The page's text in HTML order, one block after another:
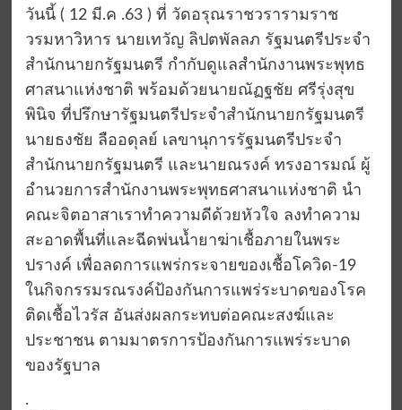
วันนี้ ( 12 มี.ค .63 ) ที่ วัดอรุณราชวรารามราช
วรมหาวิหาร นายเทวัญ ลิปตพัลลภ รัฐมนตรีประจำ
สำนักนายกรัฐมนตรี กำกับดูแลสำนักงานพระพุทธ
ศาสนาแห่งชาติ พร้อมด้วยนายณัฏฐชัย ศรีรุ่งสุข
พินิจ ที่ปรึกษารัฐมนตรีประจำสำนักนายกรัฐมนตรี
นายธงชัย ลืออดุลย์ เลขานุการรัฐมนตรีประจำ
สำนักนายกรัฐมนตรี และนายณรงค์ ทรงอารมณ์ ผู้
อำนวยการสำนักงานพระพุทธศาสนาแห่งชาติ นำ
คณะจิตอาสาเราทำความดีด้วยหัวใจ ลงทำความ
สะอาดพื้นที่และฉีดพ่นน้ำยาฆ่าเชื้อภายในพระ
ปรางค์ เพื่อลดการแพร่กระจายของเชื้อโควิด-19
ในกิจกรรมรณรงค์ป้องกันการแพร่ระบาดของโรค
ติดเชื้อไวรัส อันส่งผลกระทบต่อคณะสงฆ์และ
ประชาชน ตามมาตรการป้องกันการแพร่ระบาด
ของรัฐบาล
.